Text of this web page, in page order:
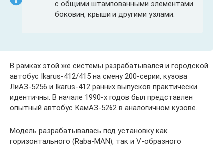
с общими штампованными элементами
боковин, крыши и другими узлами.
В рамках этой же системы разрабатывался и городской
автобус Ikarus-412/415 на смену 200-серии, кузова
ЛиАЗ-5256 и Ikarus-412 ранних выпусков практически
идентичны. В начале 1990-х годов был представлен
опытный автобус КамАЗ-5262 в аналогичном кузове.
Модель разрабатывалась под установку как
горизонтального (Raba-MAN), так и V-образного